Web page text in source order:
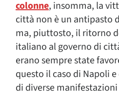
colonne, insomma, la
città non è un antipasto
ma, piuttosto, il ritorno
italiano al governo di
erano sempre state
questo il caso di Napoli
di diverse